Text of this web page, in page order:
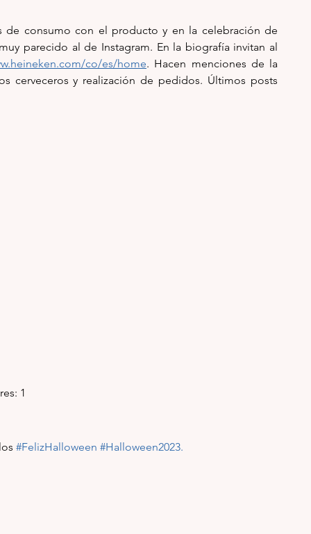
de consumo con el producto y en la celebración de
parecido al de Instagram. En la biografía invitan al
co/es/home. Hacen menciones de la
cerveceros y realización de pedidos. Últimos posts
1
#FelizHalloween #Halloween2023.